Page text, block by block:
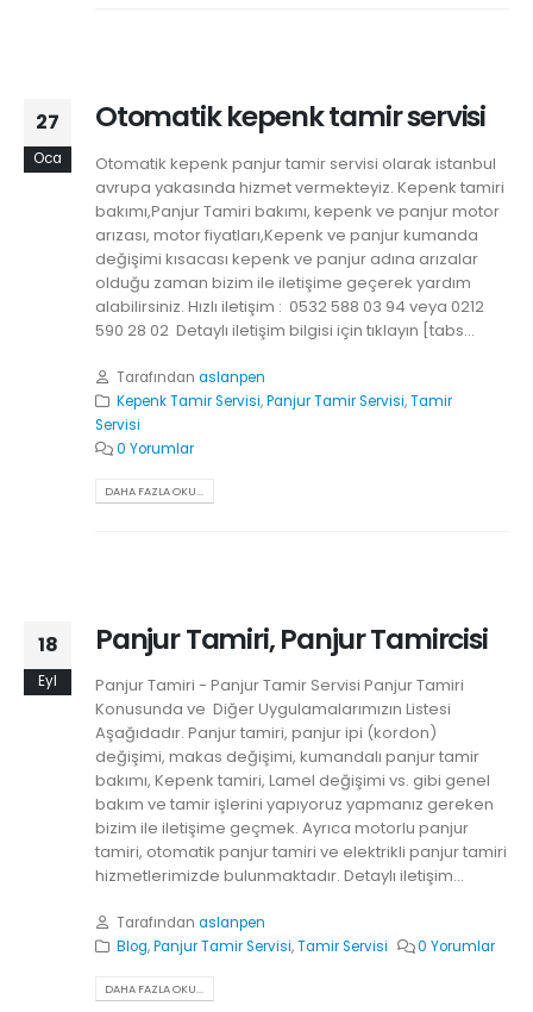
27
Oca
Otomatik kepenk tamir servisi
Otomatik kepenk panjur tamir servisi olarak istanbul
avrupa yakasında hizmet vermekteyiz. Kepenk tamiri
bakımı,Panjur Tamiri bakımı, kepenk ve panjur motor
arızası, motor fiyatları,Kepenk ve panjur kumanda
değişimi kısacası kepenk ve panjur adına arızalar
olduğu zaman bizim ile iletişime geçerek yardım
alabilirsiniz. Hızlı iletişim : 0532 588 03 94 veya 0212
590 28 02 Detaylı iletişim bilgisi için tıklayın [tabs...
Tarafından aslanpen
Kepenk Tamir Servisi,Panjur Tamir Servisi,Tamir
Servisi
0 Yorumlar
DAHA FAZLA OKU...
18
Eyl
Panjur Tamiri, Panjur Tamircisi
Panjur Tamiri - Panjur Tamir Servisi Panjur Tamiri
Konusunda ve Diğer Uygulamalarımızın Listesi
Aşağıdadır. Panjur tamiri, panjur ipi (kordon)
değişimi, makas değişimi, kumandalı panjur tamir
bakımı, Kepenk tamiri, Lamel değişimi vs. gibi genel
bakım ve tamir işlerini yapıyoruz yapmanız gereken
bizim ile iletişime geçmek. Ayrıca motorlu panjur
tamiri, otomatik panjur tamiri ve elektrikli panjur tamiri
hizmetlerimizde bulunmaktadır. Detaylı iletişim...
Tarafından aslanpen
Blog,Panjur Tamir Servisi,Tamir Servisi 0 Yorumlar
DAHA FAZLA OKU...